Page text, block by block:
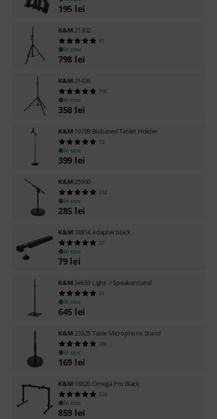
195 lei
K&M 21302
81
în stoc
798 lei
K&M 21436
705
în stoc
358 lei
K&M 19789 Biobased Tablet Holder
12
în stoc
399 lei
K&M 25960
312
în stoc
285 lei
K&M 18814 Adapter black
37
în stoc
79 lei
K&M 24653 Light- / Speakerstand
21
în stoc
645 lei
K&M 23325 Table Microphone Stand
386
în stoc
169 lei
K&M 18820 Omega Pro Black
223
în stoc
859 lei